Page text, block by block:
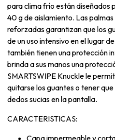
para clima frío están diseñados
40 g de aislamiento. Las
reforzadas garantizan que los
de un uso intensivo en el lugar
también tienen una protección
brinda a sus manos una
SMARTSWIPE Knuckle le
quitarse los guantes o tener
dedos sucias en la pantalla.
CARACTERISTICAS:
Capa impermeable y